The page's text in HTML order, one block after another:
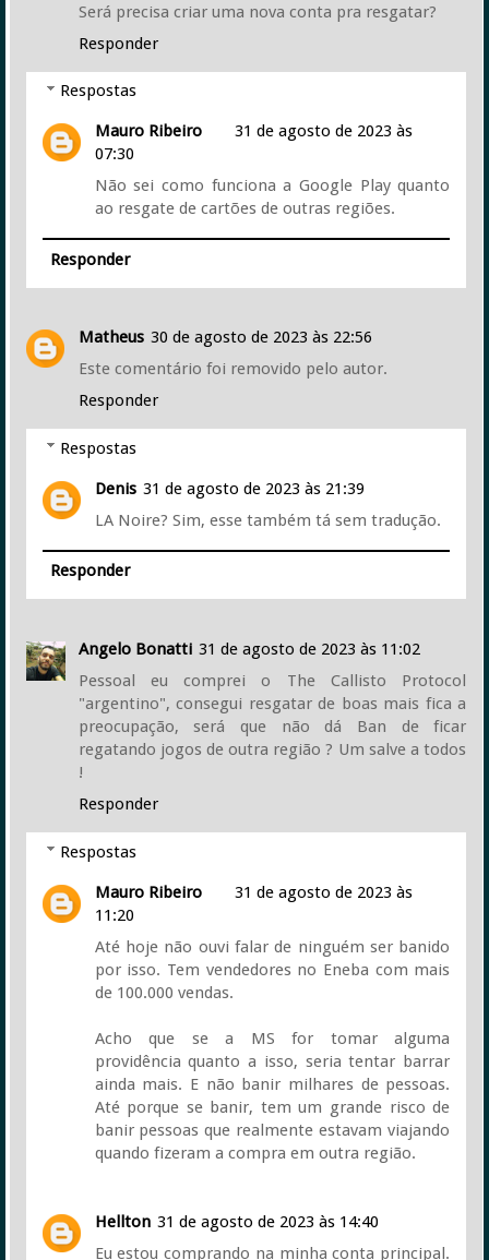
Será precisa criar uma nova conta pra resgatar?
Responder
Respostas
Mauro Ribeiro
31 de agosto de 2023 às
07:30
Não sei como funciona a Google Play quanto
ao resgate de cartões de outras regiões.
Responder
Matheus 30 de agosto de 2023 às 22:56
Este comentário foi removido pelo autor.
Responder
Respostas
Denis 31 de agosto de 2023 às 21:39
LA Noire? Sim, esse também tá sem tradução.
Responder
Angelo Bonatti 31 de agosto de 2023 às 11:02
Pessoal eu comprei o The Callisto Protocol
"argentino", consegui resgatar de boas mais fica a
preocupação, será que não dá Ban de ficar
regatando jogos de outra região ? Um salve a todos
!
Responder
Respostas
Mauro Ribeiro
31 de agosto de 2023 às
11:20
Até hoje não ouvi falar de ninguém ser banido
por isso. Tem vendedores no Eneba com mais
de 100.000 vendas.
Acho que se a MS for tomar alguma
providência quanto a isso, seria tentar barrar
ainda mais. E não banir milhares de pessoas.
Até porque se banir, tem um grande risco de
banir pessoas que realmente estavam viajando
quando fizeram a compra em outra região.
Hellton 31 de agosto de 2023 às 14:40
Eu estou comprando na minha conta principal.